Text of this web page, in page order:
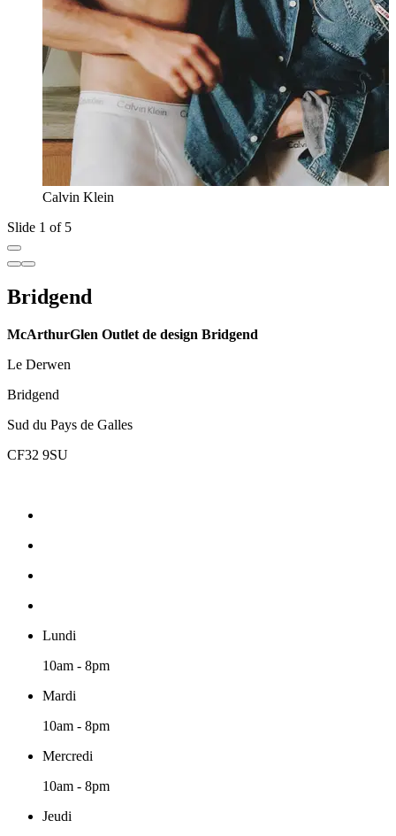
Calvin Klein
Slide 1 of 5
Bridgend
McArthurGlen Outlet de design Bridgend
Le Derwen
Bridgend
Sud du Pays de Galles
CF32 9SU
Lundi
10am - 8pm
Mardi
10am - 8pm
Mercredi
10am - 8pm
Jeudi